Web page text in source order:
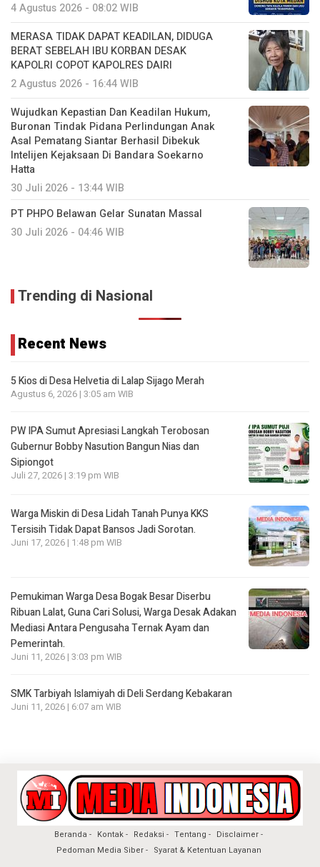
4 Agustus 2026 - 08:02 WIB
MERASA TIDAK DAPAT KEADILAN, DIDUGA
BERAT SEBELAH IBU KORBAN DESAK
KAPOLRI COPOT KAPOLRES DAIRI
2 Agustus 2026 - 16:44 WIB
Wujudkan Kepastian Dan Keadilan Hukum,
Buronan Tindak Pidana Perlindungan Anak
Asal Pematang Siantar Berhasil Dibekuk
Intelijen Kejaksaan Di Bandara Soekarno
Hatta
30 Juli 2026 - 13:44 WIB
PT PHPO Belawan Gelar Sunatan Massal
30 Juli 2026 - 04:46 WIB
Trending di Nasional
Recent News
5 Kios di Desa Helvetia di Lalap Sijago Merah
Agustus 6, 2026 | 3:05 am WIB
PW IPA Sumut Apresiasi Langkah Terobosan
Gubernur Bobby Nasution Bangun Nias dan
Sipiongot
Juli 27, 2026 | 3:19 pm WIB
Warga Miskin di Desa Lidah Tanah Punya KKS
Tersisih Tidak Dapat Bansos Jadi Sorotan.
Juni 17, 2026 | 1:48 pm WIB
Pemukiman Warga Desa Bogak Besar Diserbu
Ribuan Lalat, Guna Cari Solusi, Warga Desak Adakan
Mediasi Antara Pengusaha Ternak Ayam dan
Pemerintah.
Juni 11, 2026 | 3:03 pm WIB
SMK Tarbiyah Islamiyah di Deli Serdang Kebakaran
Juni 11, 2026 | 6:07 am WIB
Beranda Kontak Redaksi Tentang
Disclaimer
Pedoman Media Siber
Syarat & Ketentuan Layanan